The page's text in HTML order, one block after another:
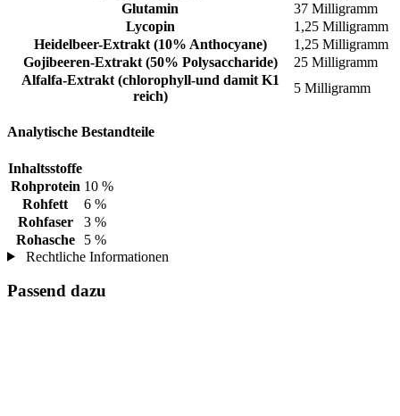
Glutamin
37 Milligramm
Lycopin
1,25 Milligramm
Heidelbeer-Extrakt (10% Anthocyane)
1,25 Milligramm
Gojibeeren-Extrakt (50% Polysaccharide)
25 Milligramm
Alfalfa-Extrakt (chlorophyll-und damit K1
reich)
5 Milligramm
Analytische Bestandteile
Inhaltsstoffe
Rohprotein 10 %
Rohfett
6 %
Rohfaser
3 %
Rohasche
5 %
Rechtliche Informationen
Passend dazu